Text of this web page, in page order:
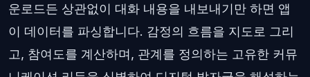
운로드든 상관없이 대화 내용을 내보내기만 하면 앱
이 데이터를 파싱합니다. 감정의 흐름을 지도로 그리
고, 참여도를 계산하며, 관계를 정의하는 고유한 커뮤